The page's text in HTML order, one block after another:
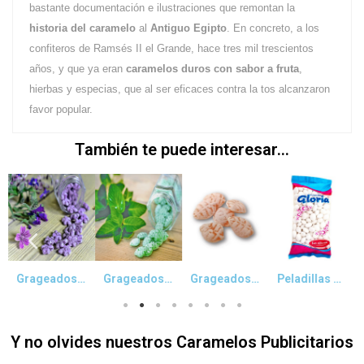
bastante documentación e ilustraciones que remontan la
historia del caramelo al Antiguo Egipto. En concreto, a los
confiteros de Ramsés II el Grande, hace tres mil trescientos
años, y que ya eran caramelos duros con sabor a fruta,
hierbas y especias, que al ser eficaces contra la tos alcanzaron
favor popular.
También te puede interesar...
Vista rápidaGrageados de Violetas Vista rápidaGrageados Hierbabuena Vista rápidaGrageados de Miel y Limón Vista rápidaPeladillas Blancas Sin Almendra
Y no olvides nuestros Caramelos Publicitarios